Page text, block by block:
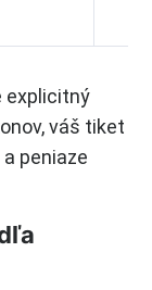
explicitný
váš tiket
peniaze